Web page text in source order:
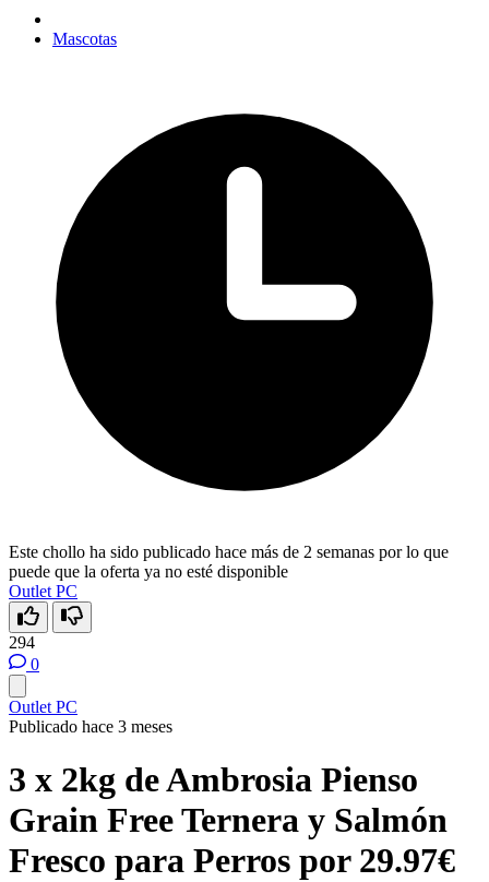
Mascotas
Este chollo ha sido publicado hace más de 2 semanas por lo que
puede que la oferta ya no esté disponible
Outlet PC
294
0
Outlet PC
Publicado hace 3 meses
3 x 2kg de Ambrosia Pienso
Grain Free Ternera y Salmón
Fresco para Perros por 29.97€